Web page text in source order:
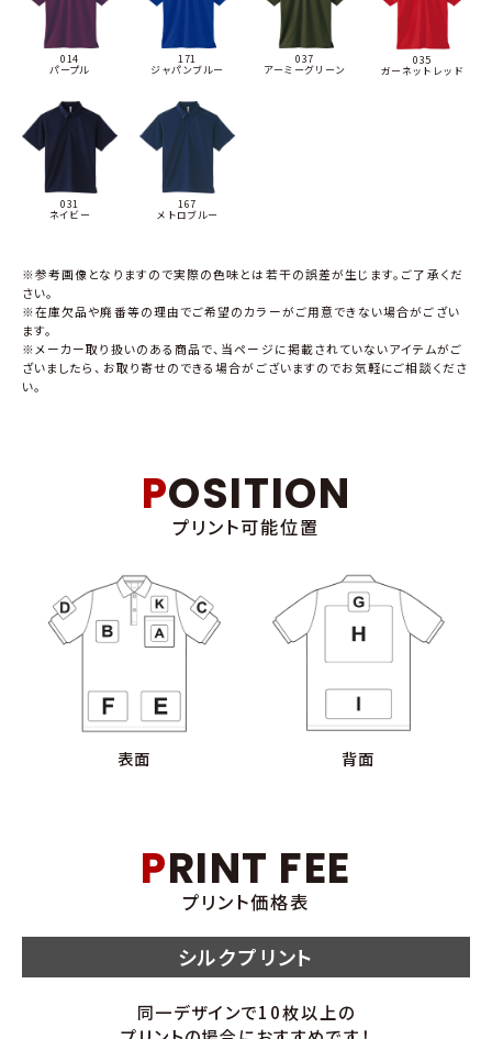
014
パープル
171
ジャパンブルー
037
アーミーグリーン
035
ガーネットレッド
031
ネイビー
167
メトロブルー
※参考画像となりますので実際の色味とは若干の誤差が生じます。ご了承くだ
さい。
※在庫欠品や廃番等の理由でご希望のカラーがご用意できない場合がござい
ます。
※メーカー取り扱いのある商品で、当ページに掲載されていないアイテムがご
ざいましたら、お取り寄せのできる場合がございますのでお気軽にご相談くださ
い。
POSITION
プリント可能位置
表面 背面
PRINT FEE
プリント価格表
シルクプリント
同一デザインで10枚以上の